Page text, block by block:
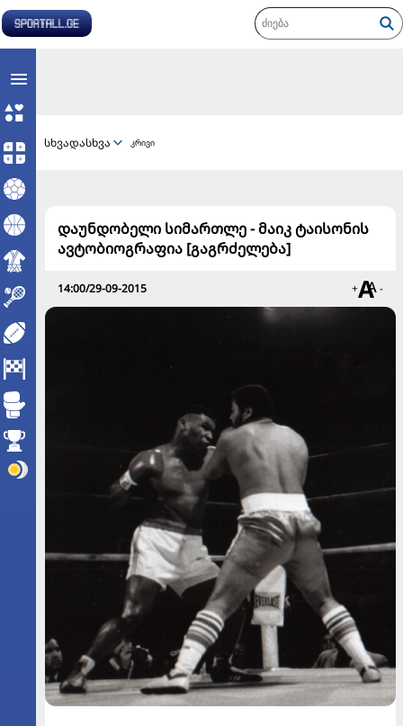
სხვადასხვა კრივი
დაუნდობელი სიმართლე - მაიკ ტაისონის
ავტობიოგრაფია [გაგრძელება]
14:00/29-09-2015 + -